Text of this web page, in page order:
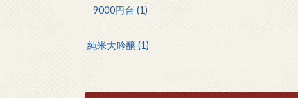
9000円台 (1)
純米大吟醸(1)